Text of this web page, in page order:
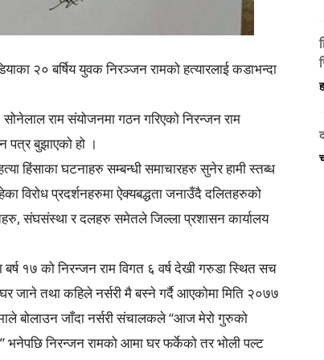
२० बर्षिय युवक निरञ्जन रामको हत्यारलाई कडाभन्दा
राम संयोजनमा गठन गरिएको निरन्जन राम
पत्र बुझाएको हो ।
हिंसाका घटनाहरु सम्बन्धी समाचारहरु सुनेर हामी स्तब्ध
विरोध प्रदर्शनहरुमा ऐक्यबद्धता जनाउँदै दलितहरुको
संघसंस्था र दलहरु समेतले जिल्ला प्रशासन कार्यालय
१७ को निरन्जन राम विगत ६ वर्ष देखी गरुडा स्थित सच
जाने तथा कहिले नर्सरी मै बस्ने गर्दै आएकोमा मिति २०७७
बोलाउन जाँदा नर्सरी संचालकले “आज मेरो गुरुको
भनेपछि निरन्जन रामको आमा घर फर्केको तर भोली पल्ट